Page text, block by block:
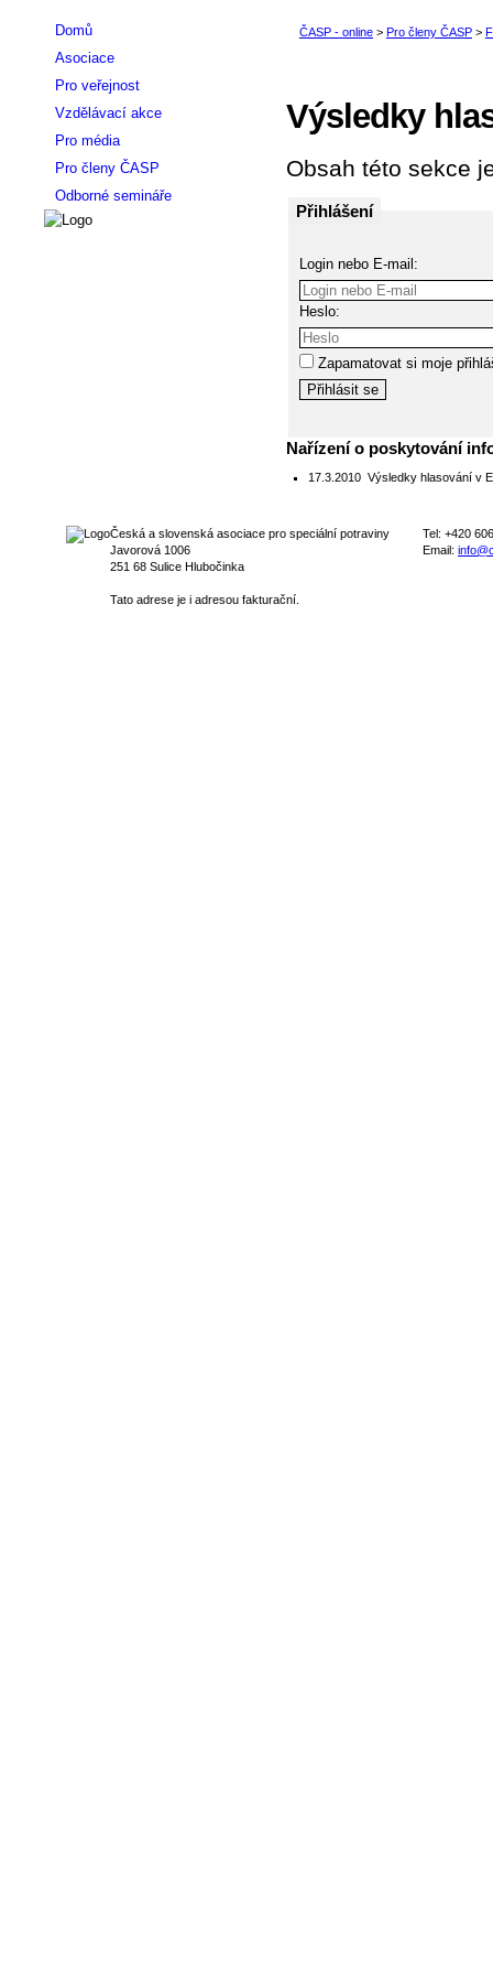
Výsledky
Obsah této sekce
Přihlášení
Login nebo E-mail:
Heslo:
Zapamatovat si moje
Nařízení o poskytování
17.3.2010 Výsledky hlasování v
Domů
Asociace
Pro veřejnost
Vzdělávací akce
Pro média
Pro členy ČASP
Odborné semináře
Česká a slovenská asociace pro speciální potraviny
Javorová 1006
251 68 Sulice Hlubočinka
Tato adrese je i adresou fakturační.
Tel: +420
Email: